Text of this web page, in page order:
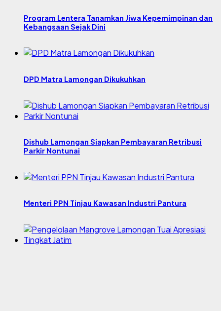
Program Lentera Tanamkan Jiwa Kepemimpinan dan
Kebangsaan Sejak Dini
DPD Matra Lamongan Dikukuhkan
Dishub Lamongan Siapkan Pembayaran Retribusi
Parkir Nontunai
Menteri PPN Tinjau Kawasan Industri Pantura